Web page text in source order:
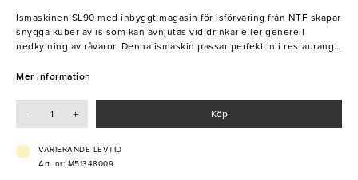
Ismaskinen SL90 med inbyggt magasin för isförvaring från NTF skapar
snygga kuber av is som kan avnjutas vid drinkar eller generell
nedkylning av råvaror. Denna ismaskin passar perfekt in i restaurang-
- Effekt: 0,45 kW
- Kylningssystem: Vattenkyld
- Tömningspump: Nej
Mer information
- + Köp
VARIERANDE LEVTID
Art. nr: M51348009